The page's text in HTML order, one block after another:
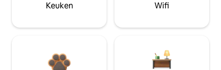
Keuken Wifi